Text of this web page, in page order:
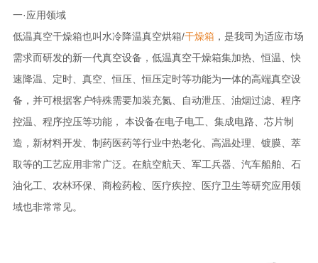
一·应用领域
低温真空干燥箱也叫水冷降温真空烘箱/干燥箱，是我司为适应市场
需求而研发的新一代真空设备，低温真空干燥箱集加热、恒温、快
速降温、定时、真空、恒压、恒压定时等功能为一体的高端真空设
备，并可根据客户特殊需要加装充氮、自动泄压、油烟过滤、程序
控温、程序控压等功能， 本设备在电子电工、集成电路、芯片制
造，新材料开发、制药医药等行业中热老化、高温处理、镀膜、萃
取等的工艺应用非常广泛。在航空航天、军工兵器、汽车船舶、石
油化工、农林环保、商检药检、医疗疾控、医疗卫生等研究应用领
域也非常常见。